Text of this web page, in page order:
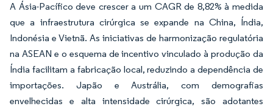
A Ásia-Pacífico deve crescer a um CAGR de 8,82% à medida
que a infraestrutura cirúrgica se expande na China, Índia,
Indonésia e Vietnã. As iniciativas de harmonização regulatória
na ASEAN e o esquema de incentivo vinculado à produção da
Índia facilitam a fabricação local, reduzindo a dependência de
importações. Japão e Austrália, com demografias
envelhecidas e alta intensidade cirúrgica, são adotantes